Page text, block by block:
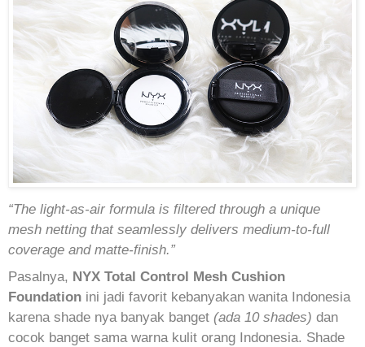
“The light-as-air formula is filtered through a unique
mesh netting that seamlessly delivers medium-to-full
coverage and matte-finish.”
Pasalnya, NYX Total Control Mesh Cushion
Foundation ini jadi favorit kebanyakan wanita Indonesia
karena shade nya banyak banget (ada 10 shades) dan
cocok banget sama warna kulit orang Indonesia. Shade